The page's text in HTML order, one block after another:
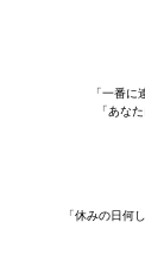
「一番
「あな
「休みの日何